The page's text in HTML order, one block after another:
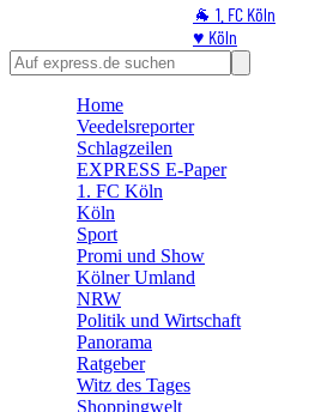
🐐 1. FC Köln
♥️ Köln
⭐ Promi
🛒 Shoppingwelt
Home
Veedelsreporter
Schlagzeilen
EXPRESS E-Paper
1. FC Köln
Köln
Sport
Promi und Show
Kölner Umland
NRW
Politik und Wirtschaft
Panorama
Ratgeber
Witz des Tages
Shoppingwelt